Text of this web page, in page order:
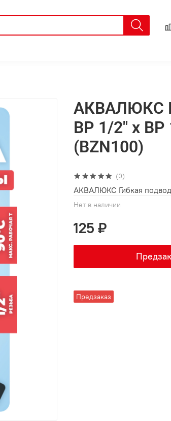
(0)
Нет в наличии
Предзаказ
АКВАЛЮКС
ВР 1/2" х ВР
(BZN100)
125 ₽
АКВАЛЮКС Гибкая